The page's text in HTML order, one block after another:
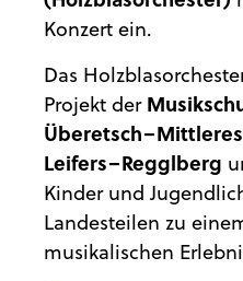
Konzert ein.
Das
Projekt der
Leifers–Regglberg
Kinder und
Landesteilen zu
musikalischen